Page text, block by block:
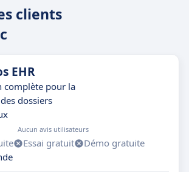
clients
EHR
complète pour la
dossiers
Aucun avis utilisateurs
Essai gratuit
Démo gratuite